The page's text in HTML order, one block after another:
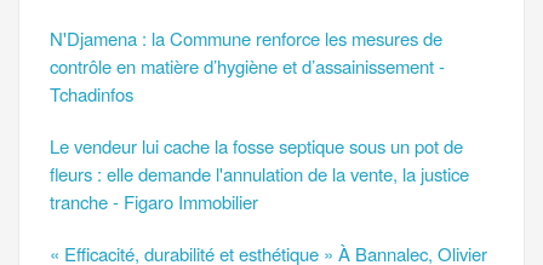
N'Djamena : la Commune renforce les mesures de
contrôle en matière d’hygiène et d’assainissement -
Tchadinfos
Le vendeur lui cache la fosse septique sous un pot de
fleurs : elle demande l'annulation de la vente, la justice
tranche - Figaro Immobilier
« Efficacité, durabilité et esthétique » À Bannalec, Olivier